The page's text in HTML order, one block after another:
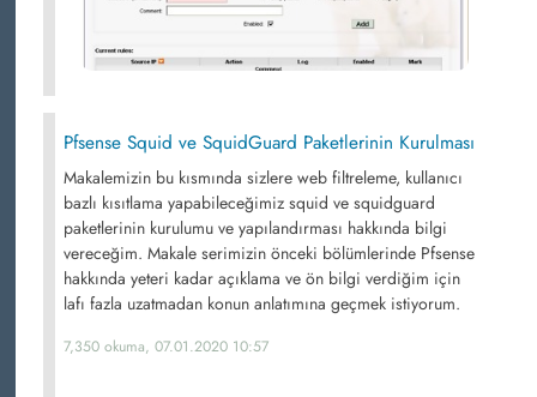
Pfsense Squid ve SquidGuard Paketlerinin Kurulması
Makalemizin bu kısmında sizlere web filtreleme, kullanıcı
bazlı kısıtlama yapabileceğimiz squid ve squidguard
paketlerinin kurulumu ve yapılandırması hakkında bilgi
vereceğim. Makale serimizin önceki bölümlerinde Pfsense
hakkında yeteri kadar açıklama ve ön bilgi verdiğim için
lafı fazla uzatmadan konun anlatımına geçmek istiyorum.
7,350 okuma, 07.01.2020 10:57